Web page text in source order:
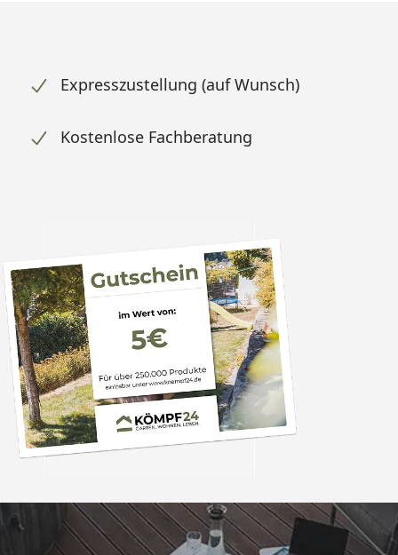
Expresszustellung (auf Wunsch)
Kostenlose Fachberatung